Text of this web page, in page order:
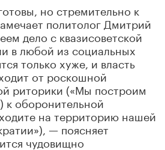
но стремительно к
политолог Дмитрий
дело с квазисоветской
в любой из социальных
только хуже, и власть
от роскошной
риторики («Мы построим
к оборонительной
на территорию нашей
— поясняет
чудовищно